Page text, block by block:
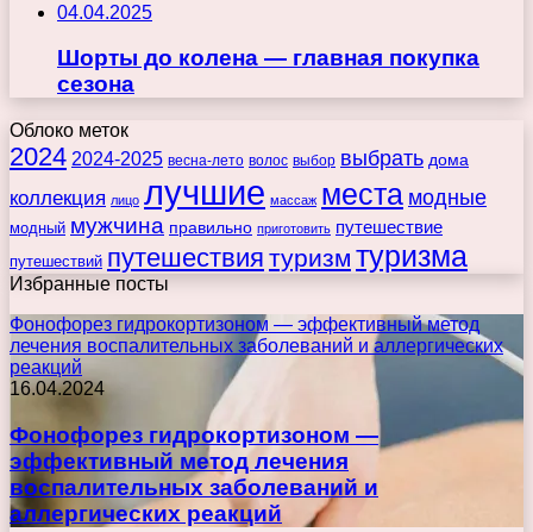
04.04.2025
Шорты до колена — главная покупка
сезона
Облоко меток
2024 2024-2025 весна-лето волос выбор выбрать дома
коллекция лицо лучшие массаж места модные
модный мужчина правильно приготовить путешествие
путешествий путешествия туризм туризма
Избранные посты
Фонофорез гидрокортизоном — эффективный метод
лечения воспалительных заболеваний и аллергических
реакций
16.04.2024
Фонофорез гидрокортизоном —
эффективный метод лечения
воспалительных заболеваний и
аллергических реакций